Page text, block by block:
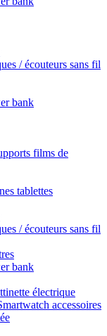
/ écouteurs sans fil
bank
films de
tablettes
/ écouteurs sans fil
bank
électrique
accessoires